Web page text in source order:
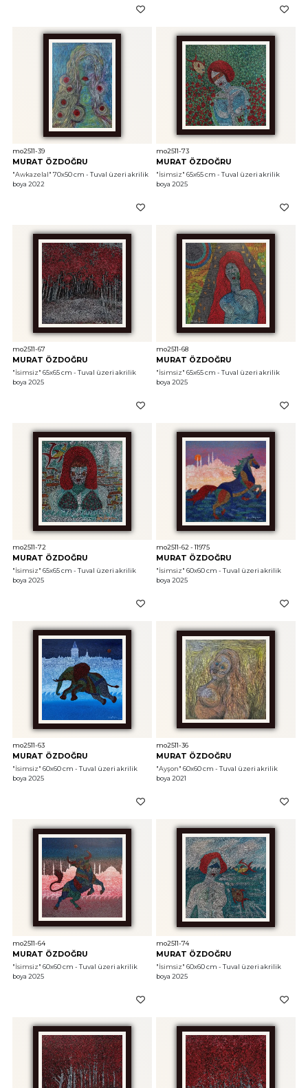
mo2511-39
MURAT ÖZDOĞRU
"Awkazelal" 70x50 cm - Tuval üzeri akrilik
boya 2022
mo2511-73
MURAT ÖZDOĞRU
"İsimsiz" 65x65 cm - Tuval üzeri akrilik
boya 2025
mo2511-67
MURAT ÖZDOĞRU
"İsimsiz" 65x65 cm - Tuval üzeri akrilik
boya 2025
mo2511-68
MURAT ÖZDOĞRU
"İsimsiz" 65x65 cm - Tuval üzeri akrilik
boya 2025
mo2511-72
MURAT ÖZDOĞRU
"İsimsiz" 65x65 cm - Tuval üzeri akrilik
boya 2025
mo2511-62 - 11975
MURAT ÖZDOĞRU
"İsimsiz" 60x60 cm - Tuval üzeri akrilik
boya 2025
mo2511-63
MURAT ÖZDOĞRU
"İsimsiz" 60x60 cm - Tuval üzeri akrilik
boya 2025
mo2511-36
MURAT ÖZDOĞRU
"Ayşon" 60x60 cm - Tuval üzeri akrilik
boya 2021
mo2511-64
MURAT ÖZDOĞRU
"İsimsiz" 60x60 cm - Tuval üzeri akrilik
boya 2025
mo2511-74
MURAT ÖZDOĞRU
"İsimsiz" 60x60 cm - Tuval üzeri akrilik
boya 2025